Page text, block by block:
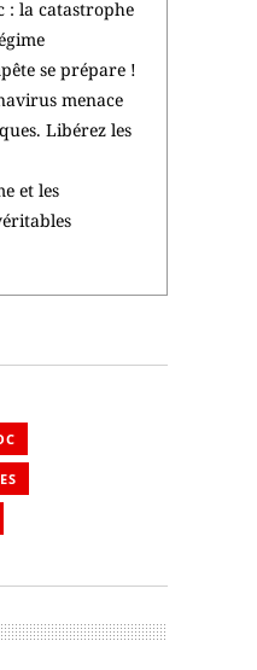
: la catastrophe
se prépare !
menace
Libérez les
et les